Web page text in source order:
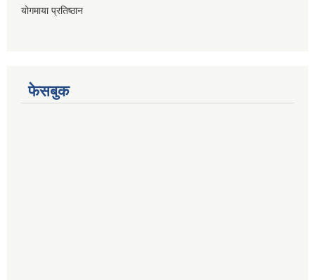
योगमाया प्रतिष्ठान
फेसबुक